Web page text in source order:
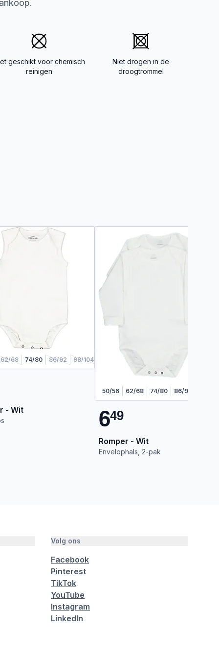
geschikt voor chemisch
reinigen
Niet drogen in de
droogtrommel
62/68 74/80 86/92 98/104
- Wit
50/56 62/68 74/80 86/92
649
Romper - Wit
Envelophals, 2-pak
Volg ons
Facebook
Pinterest
TikTok
YouTube
Instagram
LinkedIn